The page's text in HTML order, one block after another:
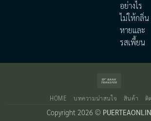
อย่างไร
ไม่ให้กลิ่น
หายและ
รสเพี้ยน
HOME บทความน่าสนใจ สินค้า ติ
Copyright 2026 ©